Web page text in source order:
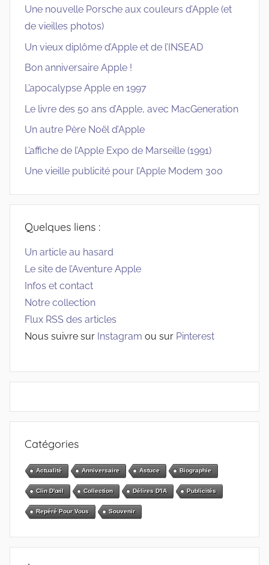
Une nouvelle Porsche aux couleurs d’Apple (et
de vieilles photos)
Un vieux diplôme d’Apple et de l’INSEAD
Bon anniversaire Apple !
L’apocalypse Apple en 1997
Le livre des 50 ans d’Apple, avec MacGeneration
Un autre Père Noël d’Apple
L’affiche de l’Apple Expo de Marseille (1991)
Une vieille publicité pour l’Apple Modem 300
Quelques liens :
Un article au hasard
Le site de l’Aventure Apple
Infos et contact
Notre collection
Flux RSS des articles
Nous suivre sur Instagram ou sur Pinterest
Catégories
Actualité Anniversaire Astuce Biographie
Clin D'œil Collection Délires D'IA Publicités
Repéré Pour Vous Souvenir